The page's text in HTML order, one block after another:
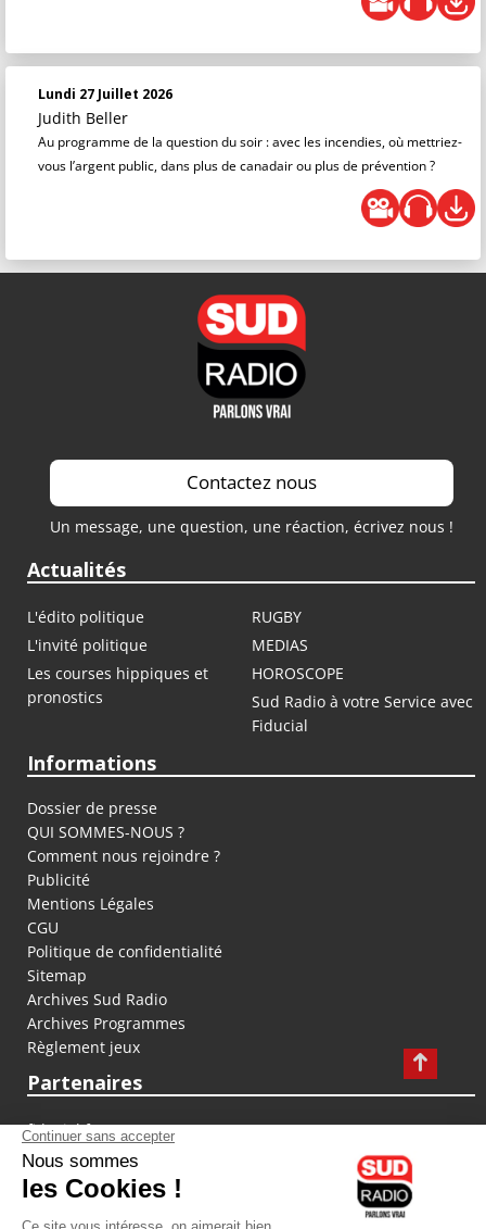
Lundi 27 Juillet 2026
Judith Beller
Au programme de la question du soir : avec les incendies, où mettriez-
vous l’argent public, dans plus de canadair ou plus de prévention ?
Contactez nous
Un message, une question, une réaction, écrivez nous !
Actualités
L'édito politique
RUGBY
L'invité politique
MEDIAS
Les courses hippiques et
pronostics
HOROSCOPE
Sud Radio à votre Service avec
Fiducial
Informations
Dossier de presse
QUI SOMMES-NOUS ?
Comment nous rejoindre ?
Publicité
Mentions Légales
CGU
Politique de confidentialité
Sitemap
Archives Sud Radio
Archives Programmes
Règlement jeux
Partenaires
fiducial.fr
lyoncapitale.fr
olympique-et-lyonnais.com
L'application Iphone / Android